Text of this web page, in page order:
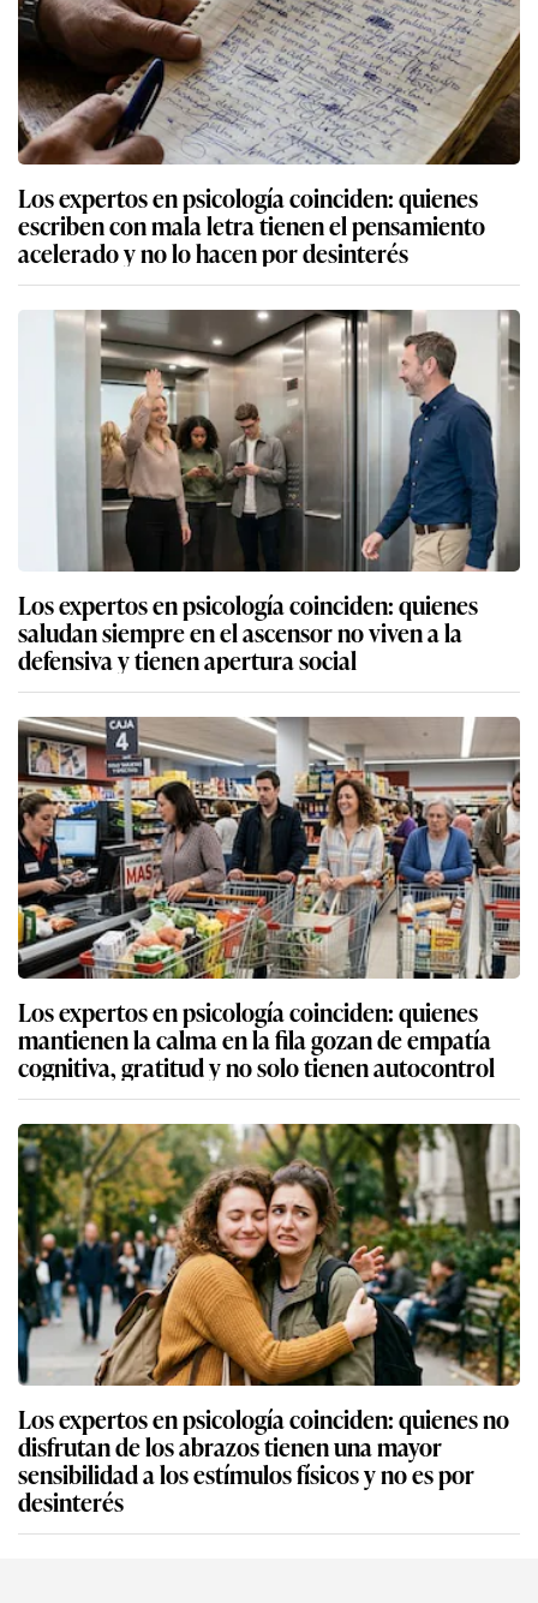
Los expertos en psicología coinciden: quienes
escriben con mala letra tienen el pensamiento
acelerado y no lo hacen por desinterés
Los expertos en psicología coinciden: quienes
saludan siempre en el ascensor no viven a la
defensiva y tienen apertura social
Los expertos en psicología coinciden: quienes
mantienen la calma en la fila gozan de empatía
cognitiva, gratitud y no solo tienen autocontrol
Los expertos en psicología coinciden: quienes no
disfrutan de los abrazos tienen una mayor
sensibilidad a los estímulos físicos y no es por
desinterés